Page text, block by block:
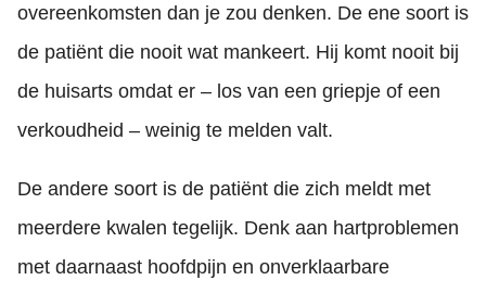
overeenkomsten dan je zou denken. De ene soort is
de patiënt die nooit wat mankeert. Hij komt nooit bij
de huisarts omdat er – los van een griepje of een
verkoudheid – weinig te melden valt.
De andere soort is de patiënt die zich meldt met
meerdere kwalen tegelijk. Denk aan hartproblemen
met daarnaast hoofdpijn en onverklaarbare